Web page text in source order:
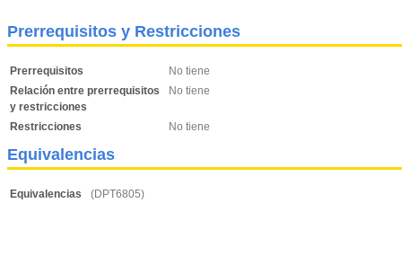
Prerrequisitos y Restricciones
Prerrequisitos
No tiene
Relación entre prerrequisitos
y restricciones
No tiene
Restricciones No tiene
Equivalencias
Equivalencias (DPT6805)